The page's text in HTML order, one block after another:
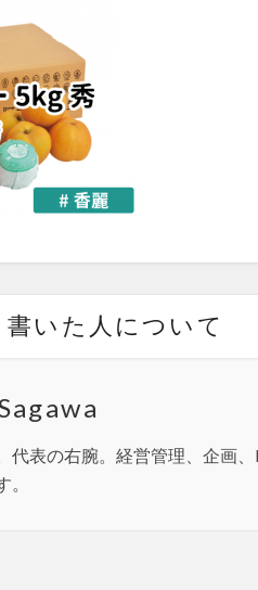
書いた人について
代表の右腕。経営管理、企画